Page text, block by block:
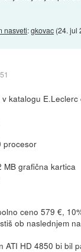
nasveti:gkovac (24. jul
katalogu
procesor
MB grafična kartica
ceno 579 €,
ob naslednjem
ATI HD 4850 bi bil